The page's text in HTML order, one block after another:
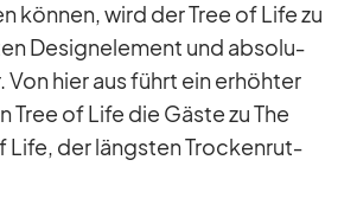
kön­nen, wird der Tree of Life zu
De­sign­ele­ment und ab­so­lu­
hier aus führt ein er­höh­ter
Tree of Life die Gäste zu The
Life, der längs­ten Tro­cken­rut­